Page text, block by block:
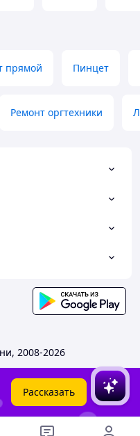
прямой Пинцет
Ремонт оргтехники
2008-2026
Рассказать